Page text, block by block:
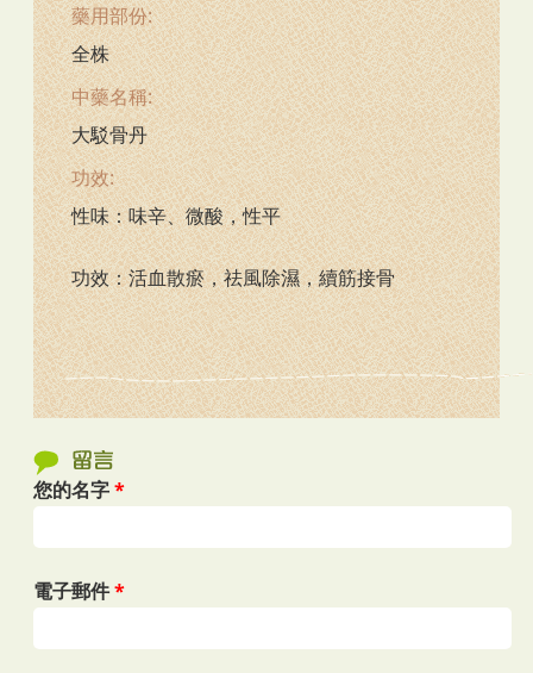
藥用部份:
全株
中藥名稱:
大駁骨丹
功效:
性味：味辛、微酸，性平
功效：活血散瘀，祛風除濕，續筋接骨
您的名字*
電子郵件*